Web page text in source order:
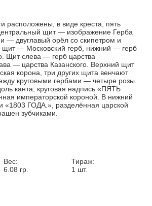
расположены, в виде креста, пять
щит — изображение Герба
— двуглавый орёл со скипетром и
щит — Московский герб, нижний — герб
Щит слева — герб царства
— царства Казанского. Верхний щит
корона, три других щита венчают
круговыми гербами — четыре розы.
канта, круговая надпись «ПЯТЬ
императорской короной. В нижний
«1803 ГОДА.», разделённая царской
зубчиками.
Вес:
6.08 гр.
Тираж:
1 шт.